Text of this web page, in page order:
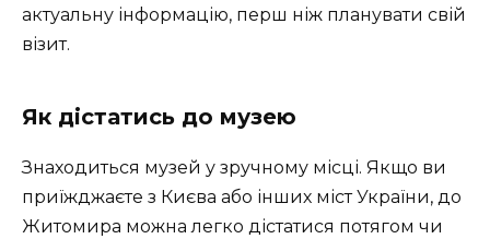
актуальну інформацію, перш ніж планувати свій
візит.
Як дістатись до музею
Знаходиться музей у зручному місці. Якщо ви
приїжджаєте з Києва або інших міст України, до
Житомира можна легко дістатися потягом чи